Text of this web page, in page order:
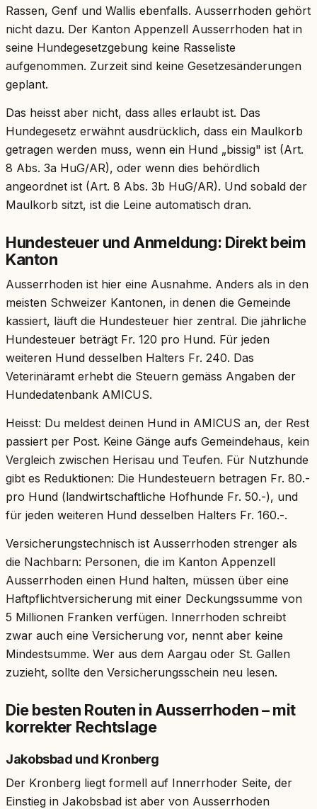
Rassen, Genf und Wallis ebenfalls. Ausserrhoden gehört
nicht dazu. Der Kanton Appenzell Ausserrhoden hat in
seine Hundegesetzgebung keine Rasseliste
aufgenommen. Zurzeit sind keine Gesetzesänderungen
geplant.
Das heisst aber nicht, dass alles erlaubt ist. Das
Hundegesetz erwähnt ausdrücklich, dass ein Maulkorb
getragen werden muss, wenn ein Hund „bissig" ist (Art.
8 Abs. 3a HuG/AR), oder wenn dies behördlich
angeordnet ist (Art. 8 Abs. 3b HuG/AR). Und sobald der
Maulkorb sitzt, ist die Leine automatisch dran.
Hundesteuer und Anmeldung: Direkt beim
Kanton
Ausserrhoden ist hier eine Ausnahme. Anders als in den
meisten Schweizer Kantonen, in denen die Gemeinde
kassiert, läuft die Hundesteuer hier zentral. Die jährliche
Hundesteuer beträgt Fr. 120 pro Hund. Für jeden
weiteren Hund desselben Halters Fr. 240. Das
Veterinäramt erhebt die Steuern gemäss Angaben der
Hundedatenbank AMICUS.
Heisst: Du meldest deinen Hund in AMICUS an, der Rest
passiert per Post. Keine Gänge aufs Gemeindehaus, kein
Vergleich zwischen Herisau und Teufen. Für Nutzhunde
gibt es Reduktionen: Die Hundesteuern betragen Fr. 80.-
pro Hund (landwirtschaftliche Hofhunde Fr. 50.-), und
für jeden weiteren Hund desselben Halters Fr. 160.-.
Versicherungstechnisch ist Ausserrhoden strenger als
die Nachbarn: Personen, die im Kanton Appenzell
Ausserrhoden einen Hund halten, müssen über eine
Haftpflichtversicherung mit einer Deckungssumme von
5 Millionen Franken verfügen. Innerrhoden schreibt
zwar auch eine Versicherung vor, nennt aber keine
Mindestsumme. Wer aus dem Aargau oder St. Gallen
zuzieht, sollte den Versicherungsschein neu lesen.
Die besten Routen in Ausserrhoden – mit
korrekter Rechtslage
Jakobsbad und Kronberg
Der Kronberg liegt formell auf Innerrhoder Seite, der
Einstieg in Jakobsbad ist aber von Ausserrhoden